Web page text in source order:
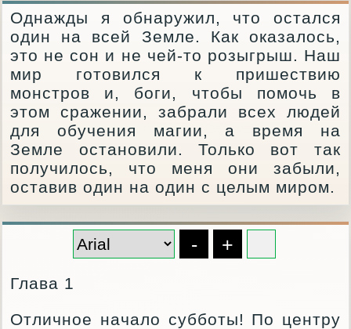
Однажды я обнаружил, что остался
один на всей Земле. Как оказалось,
это не сон и не чей-то розыгрыш. Наш
мир готовился к пришествию
монстров и, боги, чтобы помочь в
этом сражении, забрали всех людей
для обучения магии, а время на
Земле остановили. Только вот так
получилось, что меня они забыли,
оставив один на один с целым миром.
- +
Глава 1
Отличное начало субботы! По центру